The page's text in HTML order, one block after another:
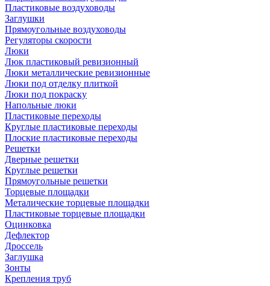
Пластиковые воздуховоды
Заглушки
Прямоугольные воздуховоды
Регуляторы скорости
Люки
Люк пластиковый ревизионный
Люки металлические ревизионные
Люки под отделку плиткой
Люки под покраску
Напольные люки
Пластиковые переходы
Круглые пластиковые переходы
Плоские пластиковые переходы
Решетки
Дверные решетки
Круглые решетки
Прямоугольные решетки
Торцевые площадки
Металические торцевые площадки
Пластиковые торцевые площадки
Оцинковка
Дефлектор
Дроссель
Заглушка
Зонты
Крепления труб